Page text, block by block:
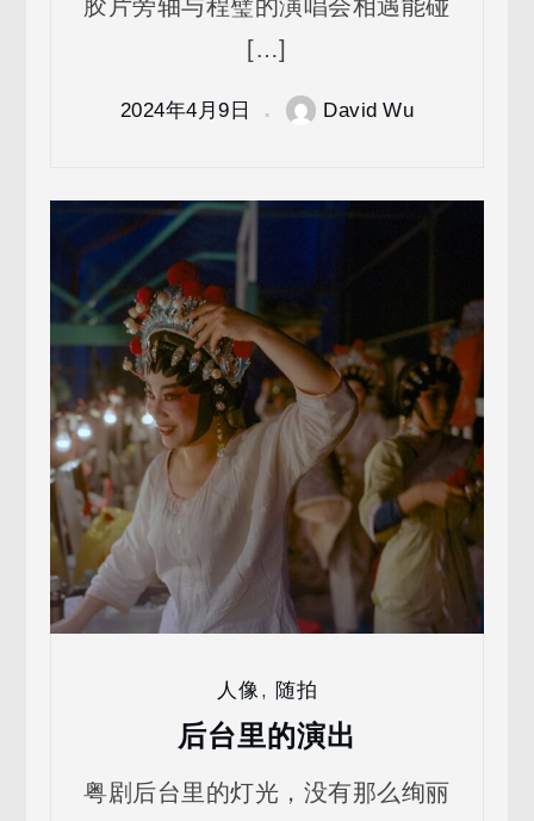
胶片旁轴与程璧的演唱会相遇能碰
[…]
2024年4月9日 David Wu
人像, 随拍
后台里的演出
粤剧后台里的灯光，没有那么绚丽